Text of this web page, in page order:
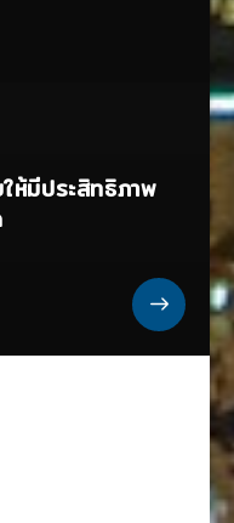
ห้มีประสิทธิภาพ